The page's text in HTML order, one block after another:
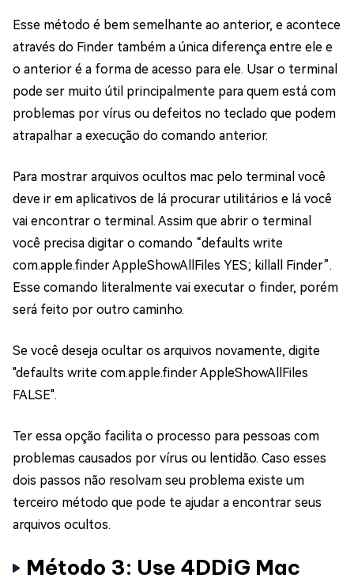
Esse método é bem semelhante ao anterior, e acontece
através do Finder também a única diferença entre ele e
o anterior é a forma de acesso para ele. Usar o terminal
pode ser muito útil principalmente para quem está com
problemas por vírus ou defeitos no teclado que podem
atrapalhar a execução do comando anterior.
Para mostrar arquivos ocultos mac pelo terminal você
deve ir em aplicativos de lá procurar utilitários e lá você
vai encontrar o terminal. Assim que abrir o terminal
você precisa digitar o comando “defaults write
com.apple.finder AppleShowAllFiles YES; killall Finder”.
Esse comando literalmente vai executar o finder, porém
será feito por outro caminho.
Se você deseja ocultar os arquivos novamente, digite
"defaults write com.apple.finder AppleShowAllFiles
FALSE".
Ter essa opção facilita o processo para pessoas com
problemas causados por vírus ou lentidão. Caso esses
dois passos não resolvam seu problema existe um
terceiro método que pode te ajudar a encontrar seus
arquivos ocultos.
Método 3: Use 4DDiG Mac